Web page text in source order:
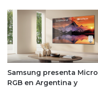
Samsung presenta Micro
RGB en Argentina y